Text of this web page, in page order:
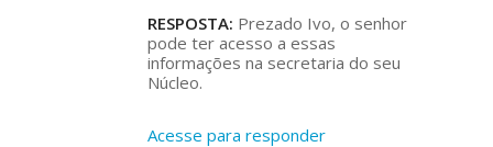
RESPOSTA: Prezado Ivo, o senhor
pode ter acesso a essas
informações na secretaria do seu
Núcleo.
Acesse para responder